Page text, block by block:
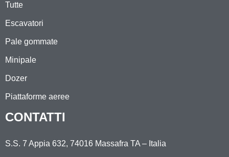
Tutte
Escavatori
Pale gommate
Minipale
Dozer
Piattaforme aeree
CONTATTI
S.S. 7 Appia 632, 74016 Massafra TA – Italia